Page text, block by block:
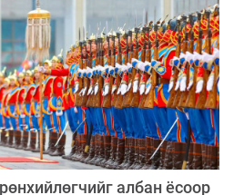
албан ёсоор